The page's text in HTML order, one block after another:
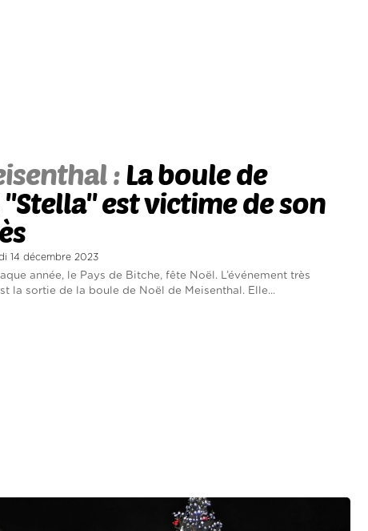
:La boule de
est victime de son
14 décembre 2023
année, le Pays de Bitche, fête Noël. L’événement très
la sortie de la boule de Noël de Meisenthal. Elle...